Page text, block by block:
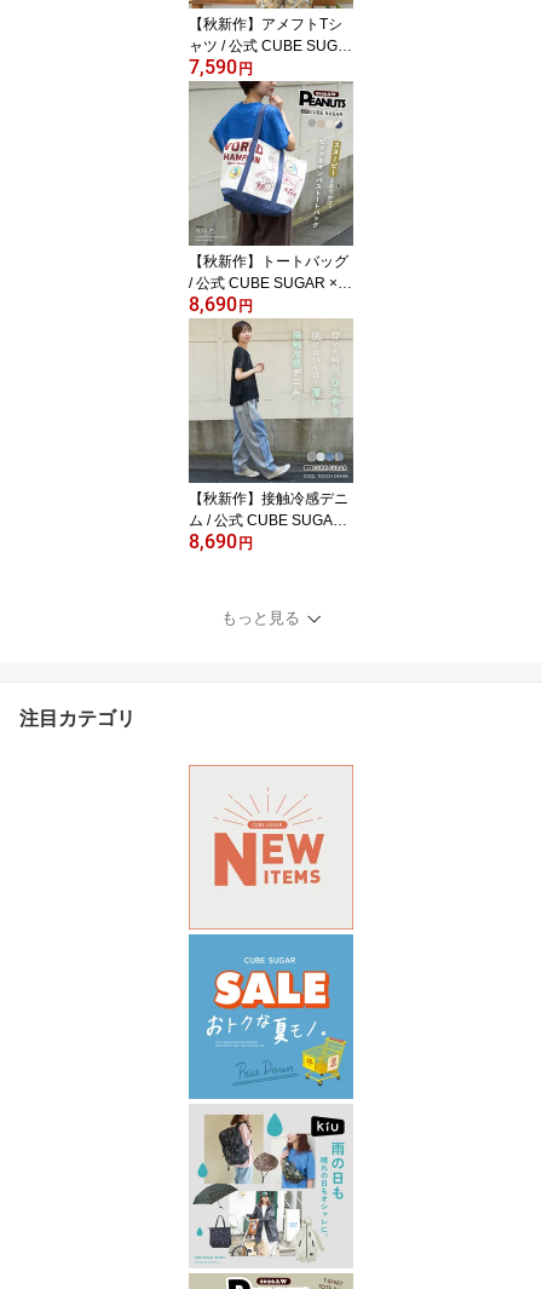
【秋新作】アメフトTシ
ャツ / 公式 CUBE SUGA
R × PEANUTS ( ピーナ
ッツ ) 32/-スラブ天竺 ラ
イン入り 7分袖 プルオー
バー Tシャツ (5色): レデ
ィース トップス カット
ソー キャラクター オー
バーサイズ スヌーピー
アメカジ カジュアル キ
ューブシュガー
7,590 円
【秋新作】トートバッグ
/ 公式 CUBE SUGAR × P
EANUTS ( ピーナッツ )
キャンバス ビッグ トー
トバッグ (4色): アメカジ
レディース 鞄 バッグ か
ばん 帆布 ロゴプリント
スヌーピー 大きめ 綿 通
勤 通学 カジュアル ナチ
ュラル キューブシュガー
8,690 円
【秋新作】接触冷感デニ
ム / 公式 CUBE SUGAR
4.5オンス 接触冷感 デニ
トムス パンツ デニム 涼
しいパンツ 薄手 ウエス
8,690 円
もっと見る
注目カテゴリ